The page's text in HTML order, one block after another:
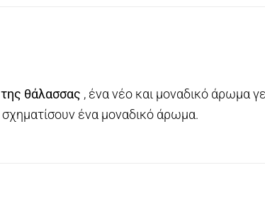
θάλασσας , ένα νέο και μοναδικό άρωμα
ένα μοναδικό άρωμα.